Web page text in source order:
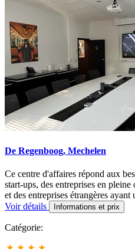
De Regenboog, Mechelen
Ce centre d'affaires répond aux
start-ups, des entreprises en pleine
et des entreprises étrangères ayant
Voir détails
Informations et prix
Catégorie: